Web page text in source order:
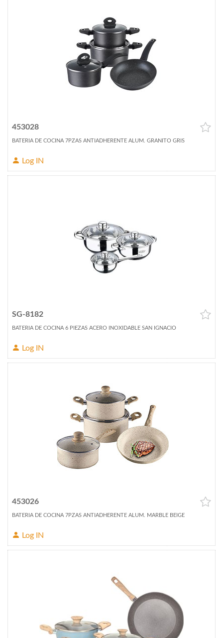
453028
BATERIA DE COCINA 7PZAS ANTIADHERENTE ALUM. GRANITO GRIS
Log IN
SG-8182
BATERIA DE COCINA 6 PIEZAS ACERO INOXIDABLE SAN IGNACIO
Log IN
453026
BATERIA DE COCINA 7PZAS ANTIADHERENTE ALUM. MARBLE BEIGE
Log IN